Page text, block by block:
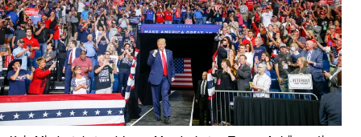
nord
wahrheit
verlag
verlag